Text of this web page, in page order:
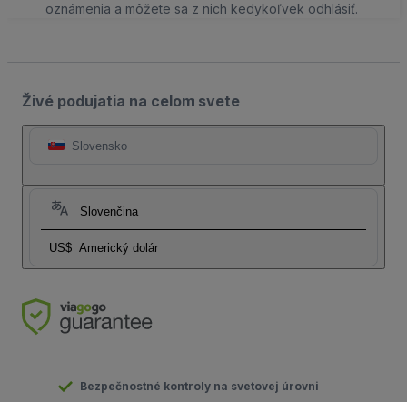
oznámenia a môžete sa z nich kedykoľvek odhlásiť.
Živé podujatia na celom svete
Slovensko
Slovenčina
US$ Americký dolár
Bezpečnostné kontroly na svetovej úrovni